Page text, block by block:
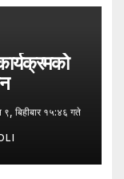
बिहीबार १५:४६ गते